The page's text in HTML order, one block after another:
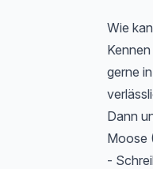
Wie
gerne
Dann
Moose
-